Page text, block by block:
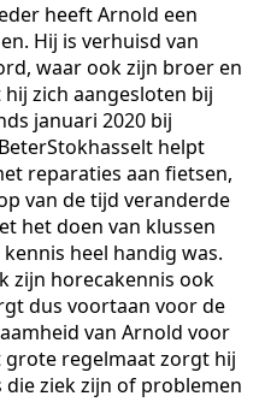
heeft Arnold een
Hij is verhuisd van
waar ook zijn broer en
zich aangesloten bij
januari 2020 bij
helpt
reparaties aan fietsen,
van de tijd veranderde
het doen van klussen
heel handig was.
zijn horecakennis ook
dus voortaan voor de
van Arnold voor
regelmaat zorgt hij
ziek zijn of problemen